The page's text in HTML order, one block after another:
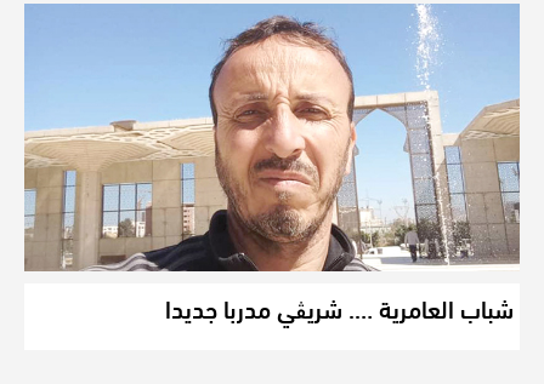
شباب العامرية …. شريڨي مدربا جديدا